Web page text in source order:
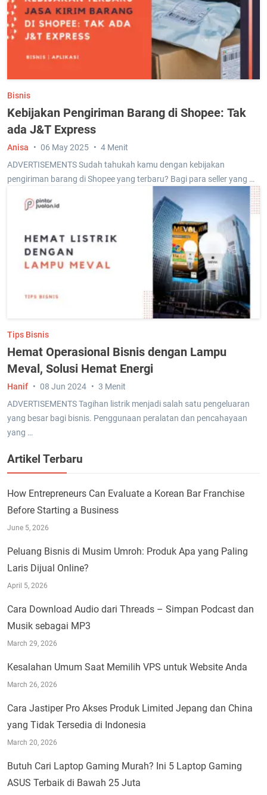
Bisnis
Kebijakan Pengiriman Barang di Shopee: Tak
ada J&T Express
ADVERTISEMENTS Sudah tahukah kamu dengan kebijakan
pengiriman barang di Shopee yang terbaru? Bagi para seller yang …
Anisa 06 May 2025 4 Menit
Tips Bisnis
Hemat Operasional Bisnis dengan Lampu
Meval, Solusi Hemat Energi
ADVERTISEMENTS Tagihan listrik menjadi salah satu pengeluaran
yang besar bagi bisnis. Penggunaan peralatan dan pencahayaan
yang …
Hanif 08 Jun 2024 3 Menit
Artikel Terbaru
How Entrepreneurs Can Evaluate a Korean Bar Franchise
Before Starting a Business
June 5, 2026
Peluang Bisnis di Musim Umroh: Produk Apa yang Paling
Laris Dijual Online?
April 5, 2026
Cara Download Audio dari Threads – Simpan Podcast dan
Musik sebagai MP3
March 29, 2026
Kesalahan Umum Saat Memilih VPS untuk Website Anda
March 26, 2026
Cara Jastiper Pro Akses Produk Limited Jepang dan China
yang Tidak Tersedia di Indonesia
March 20, 2026
Butuh Cari Laptop Gaming Murah? Ini 5 Laptop Gaming
ASUS Terbaik di Bawah 25 Juta